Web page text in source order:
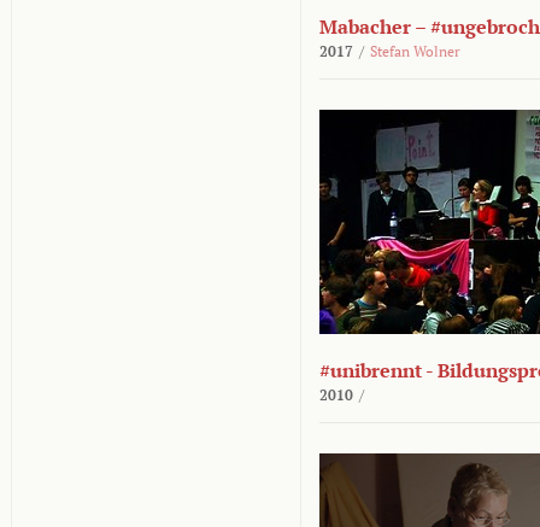
Mabacher –
2017 / Stefan Wolner
#unibrennt -
2010 /